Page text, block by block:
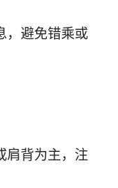
，避免错乘或
肩背为主，注